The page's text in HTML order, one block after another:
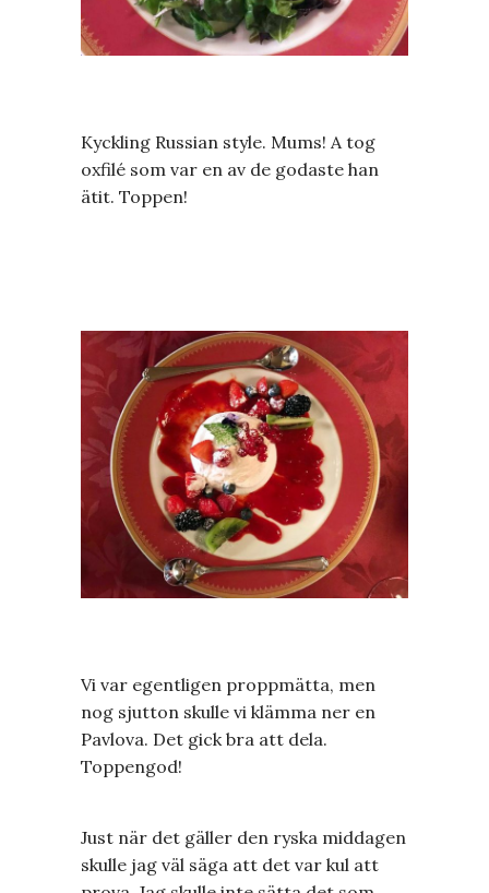
Kyckling Russian style. Mums! A tog
oxfilé som var en av de godaste han
ätit. Toppen!
Vi var egentligen proppmätta, men
nog sjutton skulle vi klämma ner en
Pavlova. Det gick bra att dela.
Toppengod!
Just när det gäller den ryska middagen
skulle jag väl säga att det var kul att